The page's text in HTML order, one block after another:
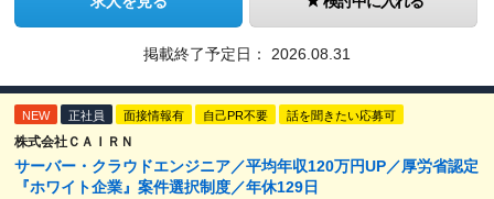
掲載終了予定日： 2026.08.31
NEW 正社員 面接情報有 自己PR不要 話を聞きたい応募可
株式会社ＣＡＩＲＮ
サーバー・クラウドエンジニア／平均年収120万円UP／厚労省認定
『ホワイト企業』案件選択制度／年休129日